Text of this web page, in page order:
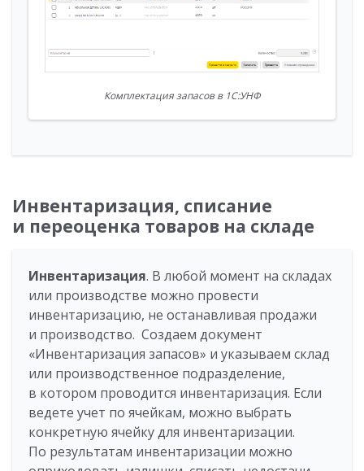
Комплектация запасов в 1С:УНФ
Инвентаризация, списание
и переоценка товаров на складе
Инвентаризация. В любой момент на складах
или производстве можно провести
инвентаризацию, не останавливая продажи
и производство. Создаем документ
«Инвентаризация запасов» и указываем склад
или производственное подразделение,
в котором проводится инвентаризация. Если
ведете учет по ячейкам, можно выбрать
конкретную ячейку для инвентаризации.
По результатам инвентаризации можно